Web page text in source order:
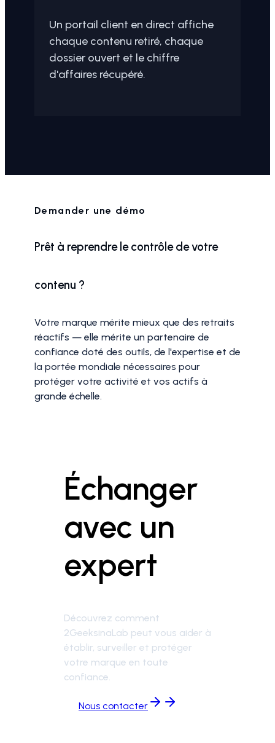
Un portail client en direct affiche
chaque contenu retiré, chaque
dossier ouvert et le chiffre
d'affaires récupéré.
Demander une démo
Prêt à reprendre le contrôle de votre
contenu ?
Votre marque mérite mieux que des retraits
réactifs — elle mérite un partenaire de
confiance doté des outils, de l'expertise et de
la portée mondiale nécessaires pour
protéger votre activité et vos actifs à
grande échelle.
Échanger
avec un
expert
Découvrez comment
2GeeksinaLab peut vous aider à
établir, surveiller et protéger
votre marque en toute
confiance.
Nous contacter